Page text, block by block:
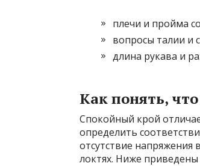
плечи и пройма
вопросы талии и
длина рукава и
Как понять,
Спокойный крой
определить
отсутствие напряжения
локтях. Ниже